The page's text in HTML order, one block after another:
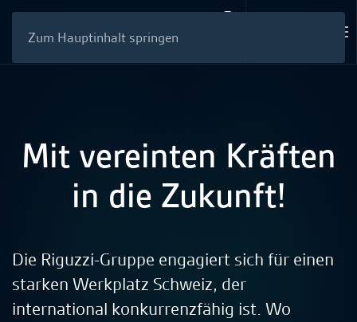
Zum Hauptinhalt springen
Mit vereinten Kräften
in die Zukunft!
Die Riguzzi-Gruppe engagiert sich für einen
starken Werkplatz Schweiz, der
international konkurrenzfähig ist. Wo